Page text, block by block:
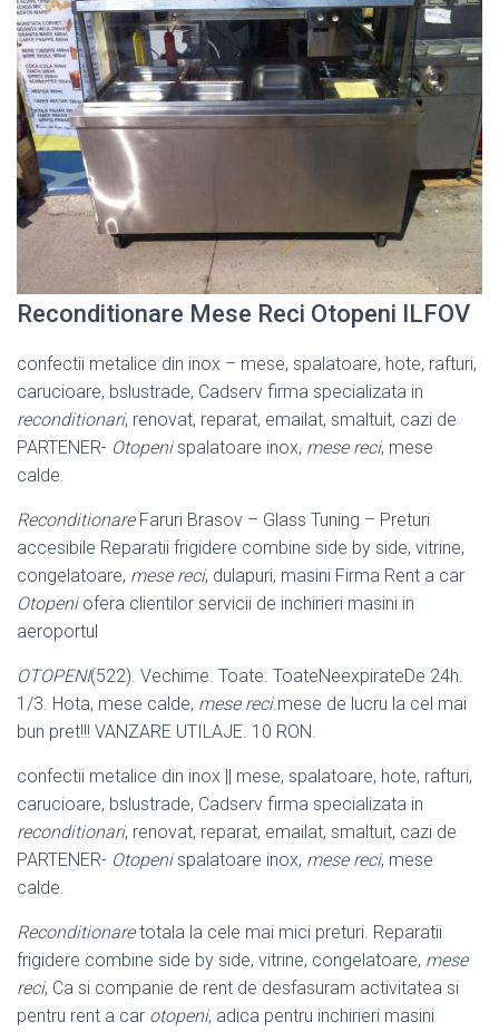
Reconditionare Mese Reci Otopeni ILFOV
confectii metalice din inox – mese, spalatoare, hote, rafturi,
carucioare, bslustrade, Cadserv firma specializata in
reconditionari, renovat, reparat, emailat, smaltuit, cazi de
PARTENER- Otopenispalatoare inox, mese reci, mese
calde.
ReconditionareFaruri Brasov – Glass Tuning – Preturi
accesibile Reparatii frigidere combine side by side, vitrine,
congelatoare, mese reci, dulapuri, masini Firma Rent a car
Otopeniofera clientilor servicii de inchirieri masini in
aeroportul
OTOPENI(522). Vechime. Toate. ToateNeexpirateDe 24h.
1/3. Hota, mese calde, mese reci.mese de lucru la cel mai
bun pret!!! VANZARE UTILAJE. 10 RON.
confectii metalice din inox || mese, spalatoare, hote, rafturi,
carucioare, bslustrade, Cadserv firma specializata in
reconditionari, renovat, reparat, emailat, smaltuit, cazi de
PARTENER- Otopenispalatoare inox, mese reci, mese
calde.
Reconditionaretotala la cele mai mici preturi. Reparatii
frigidere combine side by side, vitrine, congelatoare, mese
reci, Ca si companie de rent de desfasuram activitatea si
pentru rent a car otopeni, adica pentru inchirieri masini